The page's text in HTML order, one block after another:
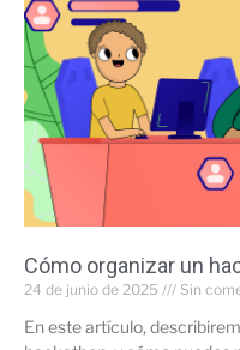
Cómo organizar un
24 de junio de 2025 Sin
En este artículo,